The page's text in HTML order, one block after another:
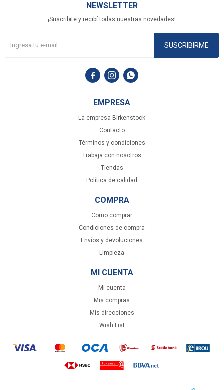
EMPRESA
La empresa Birkenstock
Contacto
Términos y condiciones
Trabaja con nosotros
Tiendas
Política de calidad
COMPRA
Como comprar
Condiciones de compra
Envíos y devoluciones
Limpieza
MI CUENTA
Mi cuenta
Mis compras
Mis direcciones
Wish List
NEWSLETTER
¡Suscribite y recibí todas nuestras novedades!
SUSCRIBIRME
  